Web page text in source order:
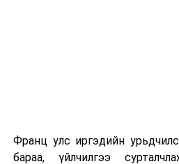
2026 оны 9 дүгээр
дотуур байранд оруулж
Франц улс иргэдийн
бараа, үйлчилгээ